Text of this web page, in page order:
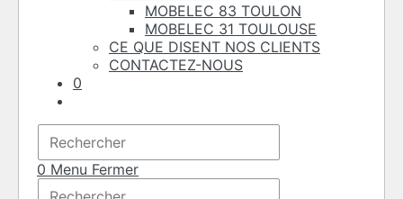
MOBELEC 83 TOULON
MOBELEC 31 TOULOUSE
CE QUE DISENT NOS CLIENTS
CONTACTEZ-NOUS
0
search
0 Menu Fermer
Rechercher